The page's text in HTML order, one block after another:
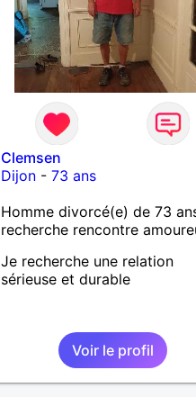
Clemsen
Dijon- 73 ans
Homme divorcé(e) de 73
recherche rencontre
Je recherche une relation
sérieuse et durable
Voir le profil